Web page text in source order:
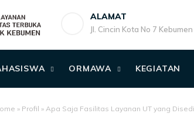
ALAMAT
Jl. Cincin Kota No 7 Kebumen
ORMAWA KEGIATAN
» Profil » Apa Saja Fasilitas Layanan UT yang